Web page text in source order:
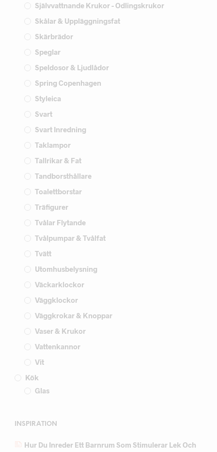
Självvattnande Krukor - Odlingskrukor
Skålar & Uppläggningsfat
Skärbrädor
Speglar
Speldosor & Ljudlådor
Spring Copenhagen
Styleica
Svart
Svart Inredning
Taklampor
Tallrikar & Fat
Tandborsthållare
Toalettborstar
Träfigurer
Tvålar Flytande
Tvålpumpar & Tvålfat
Tvätt
Utomhusbelysning
Väckarklockor
Väggklockor
Väggkrokar & Knoppar
Vaser & Krukor
Vattenkannor
Vit
Kök
Glas
INSPIRATION
Hur Du Inreder Ett Barnrum Som Stimulerar Lek Och